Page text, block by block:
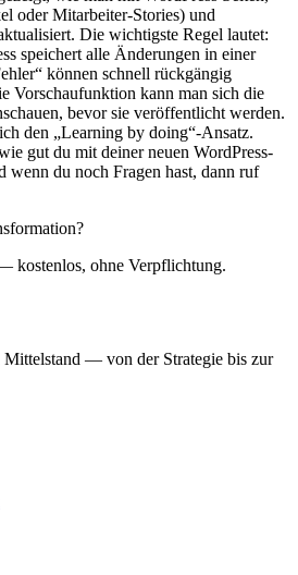
oder Mitarbeiter-Stories) und
Die wichtigste Regel lautet:
speichert alle Änderungen in einer
können schnell rückgängig
Vorschaufunktion kann man sich die
bevor sie veröffentlicht werden.
den „Learning by doing“-Ansatz.
gut du mit deiner neuen WordPress-
wenn du noch Fragen hast, dann ruf
kostenlos, ohne Verpflichtung.
— von der Strategie bis zur